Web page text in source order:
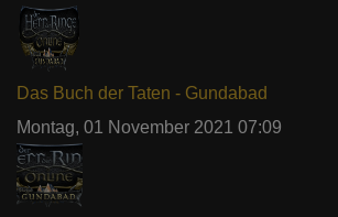
Das Buch der Taten - Gundabad
Montag, 01 November 2021 07:09